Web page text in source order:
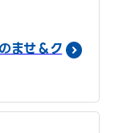
ませ＆ク